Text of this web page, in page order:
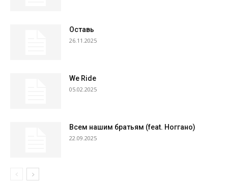
Оставь
26.11.2025
We Ride
05.02.2025
Всем нашим братьям (feat. Ноггано)
22.09.2025